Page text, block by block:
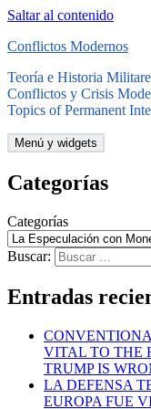
Saltar al contenido
Conflictos Modernos
Teoría e Historia
Conflictos y Crisis
Topics of Permanent
Menú y widgets
Categorías
Categorías
Buscar:
Entradas
VITAL TO THE
TRUMP IS
LA DEFENSA
EUROPA FUE